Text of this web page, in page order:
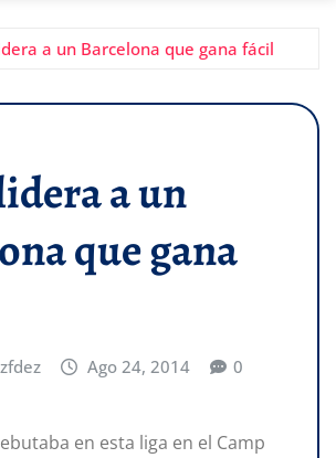
a un Barcelona que gana fácil
a un
que gana
Ago 24, 2014 0
en esta liga en el Camp